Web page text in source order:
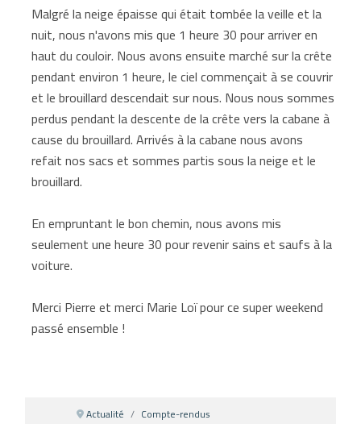
Malgré la neige épaisse qui était tombée la veille et la
nuit, nous n'avons mis que 1 heure 30 pour arriver en
haut du couloir. Nous avons ensuite marché sur la crête
pendant environ 1 heure, le ciel commençait à se couvrir
et le brouillard descendait sur nous. Nous nous sommes
perdus pendant la descente de la crête vers la cabane à
cause du brouillard. Arrivés à la cabane nous avons
refait nos sacs et sommes partis sous la neige et le
brouillard.
En empruntant le bon chemin, nous avons mis
seulement une heure 30 pour revenir sains et saufs à la
voiture.
Merci Pierre et merci Marie Loï pour ce super weekend
passé ensemble !
Actualité
Compte-rendus